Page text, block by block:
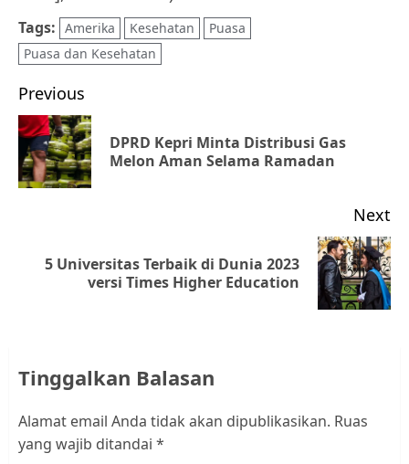
Tags: Amerika Kesehatan
Puasa
Puasa dan Kesehatan
Post
navigation
Previous
DPRD Kepri Minta Distribusi Gas
Melon Aman Selama Ramadan
Next
Next5 Universitas Terbaik di Dunia 2023
versi Times Higher Education
Tinggalkan Balasan
Alamat email Anda tidak akan dipublikasikan. Ruas
yang wajib ditandai *